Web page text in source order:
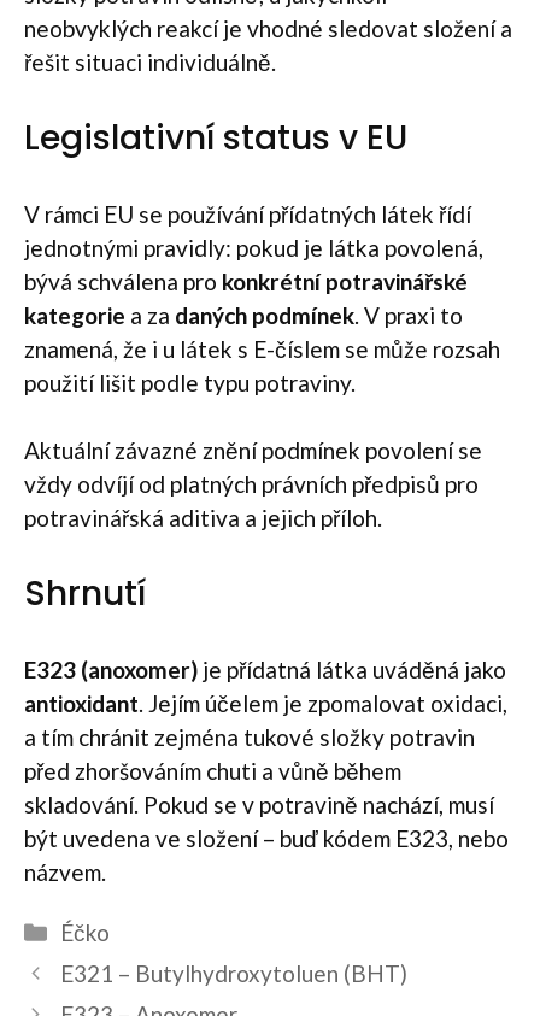
neobvyklých reakcí je vhodné sledovat složení a
řešit situaci individuálně.
Legislativní status v EU
V rámci EU se používání přídatných látek řídí
jednotnými pravidly: pokud je látka povolená,
bývá schválena pro konkrétní potravinářské
kategorie a za daných podmínek . V praxi to
znamená, že i u látek s E-číslem se může rozsah
použití lišit podle typu potraviny.
Aktuální závazné znění podmínek povolení se
vždy odvíjí od platných právních předpisů pro
potravinářská aditiva a jejich příloh.
Shrnutí
E323 (anoxomer) je přídatná látka uváděná jako
antioxidant . Jejím účelem je zpomalovat oxidaci,
a tím chránit zejména tukové složky potravin
před zhoršováním chuti a vůně během
skladování. Pokud se v potravině nachází, musí
být uvedena ve složení – buď kódem E323, nebo
názvem.
Rubriky
Éčko
Navigace
příspěvků
E321 – Butylhydroxytoluen (BHT)